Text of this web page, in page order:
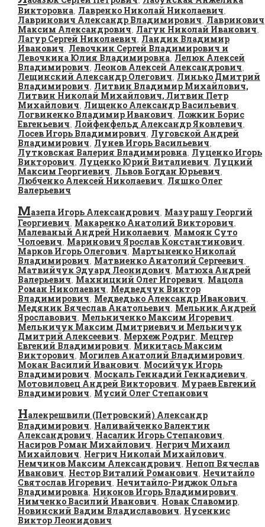
Викторовна, Лавренко Николай Николаевич,
Лавринович Александр Владимирович, Лавринович
Максим Александрович, Лагун Николай Иванович,
Лагур Сергей Николаевич, Ландик Владимир
Иванович, Левочкин Сергей Владимирович и
Левочкина Юлия Владимировна, Лелюк Алексей
Владимирович, Леонов Алексей Александрович,
Лещинский Александр Олегович, Линько Дмитрий
Владимирович, Литвин Владимир Михайлович,
Литвин Николай Михайлович, Литвин Петр
Михайлович, Лищенко Александр Васильевич,
Логвиненко Владимир Иванович, Ложкин Борис
Евгеньевич, Лойфенфельд Александр Яковлевич,
Лосев Игорь Владимирович, Луговской Андрей
Владимирович, Лунев Игорь Васильевич,
Лутковская Валерия Владимировна, Луценко Игорь
Викторович, Луценко Юрий Виталиевич, Луцкий
Максим Георгиевич, Львов Богдан Юрьевич,
Любченко Алексей Николаевич, Ляшко Олег
Валерьевич
Мазепа Игорь Александрович, Мазурашу Георгий
Георгиевич, Макаренко Анатолий Викторович,
Малеваный Андрей Николаевич, Мамоян Суто
Чолоевич, Маринович Ярослав Константинович,
Марков Игорь Олегович, Мартыненко Николай
Владимирович, Матвиенко Анатолий Сергеевич,
Матвийчук Эдуард Леонидович, Матюха Андрей
Валерьевич, Махницкий Олег Игоревич, Мацола
Роман Николаевич, Медведчук Виктор
Владимирович, Медведько Александр Иванович,
Медяник Вячеслав Анатольевич, Мельник Андрей
Ярославович, Мельниченко Максим Игоревич,
Мельничук Максим Дмитриевич и Мельничук
Дмитрий Алексеевич, Мерхеж Родриг, Мецгер
Евгений Владимирович, Микитась Максим
Викторович, Могилев Анатолий Владимирович,
Мокан Василий Иванович, Мосийчук Игорь
Владимирович, Москаль Геннадий Геннадиевич,
Мотовиловец Андрей Викторович, Мураев Евгений
Владимирович, Мусий Олег Степанович
Налекрешвили (Петровский) Александр
Владимирович, Наливайченко Валентин
Александрович, Насалик Игорь Степанович,
Насиров Роман Михайлович, Негрич Михаил
Михайлович, Негрич Николай Михайлович,
Немчинов Максим Александрович, Непоп Вячеслав
Иванович, Нестор Виталий Романович, Нечитайло
Святослав Игоревич, Нечитайло-Риджок Ольга
Владимировна, Никонов Игорь Владимирович,
Нимченко Василий Иванович, Новак Славомир,
Новинский Вадим Владиславович, Нусенкис
Виктор Леонидович